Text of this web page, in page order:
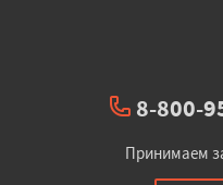
8-800-
Принимаем